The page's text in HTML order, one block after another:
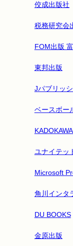
佼成出版社
税務研究会
FOM出版
東邦出版
Jパブリッ
ベースボー
ユナイテッ
Microsoft
角川インタ
DU BOOKS
金原出版